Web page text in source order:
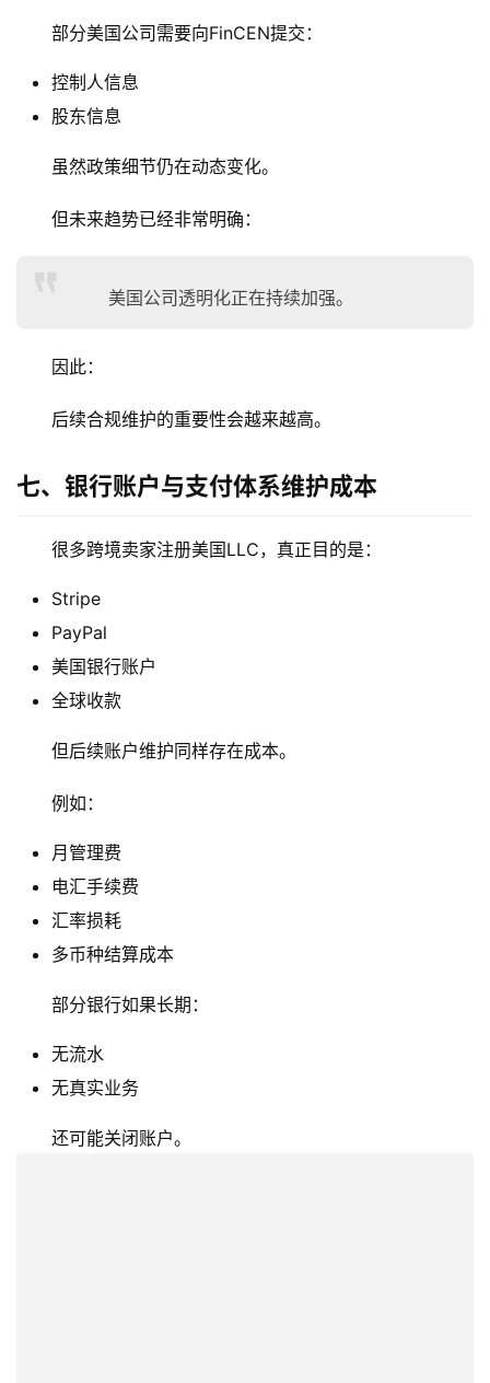
境
部分美国公司需要向FinCEN提交：
控制人信息
股东信息
虽然政策细节仍在动态变化。
但未来趋势已经非常明确：
美国公司透明化正在持续加强。
因此：
后续合规维护的重要性会越来越高。
七、银行账户与支付体系维护成本
很多跨境卖家注册美国LLC，真正目的是：
Stripe
PayPal
美国银行账户
全球收款
但后续账户维护同样存在成本。
例如：
月管理费
电汇手续费
汇率损耗
多币种结算成本
部分银行如果长期：
无流水
无真实业务
还可能关闭账户。